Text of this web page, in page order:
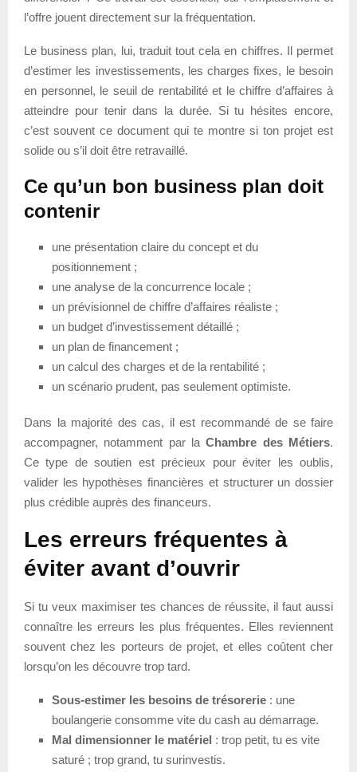
l’offre jouent directement sur la fréquentation.
Le business plan, lui, traduit tout cela en chiffres. Il permet
d’estimer les investissements, les charges fixes, le besoin
en personnel, le seuil de rentabilité et le chiffre d’affaires à
atteindre pour tenir dans la durée. Si tu hésites encore,
c’est souvent ce document qui te montre si ton projet est
solide ou s’il doit être retravaillé.
Ce qu’un bon business plan doit
contenir
une présentation claire du concept et du
positionnement ;
une analyse de la concurrence locale ;
un prévisionnel de chiffre d’affaires réaliste ;
un budget d’investissement détaillé ;
un plan de financement ;
un calcul des charges et de la rentabilité ;
un scénario prudent, pas seulement optimiste.
Dans la majorité des cas, il est recommandé de se faire
accompagner, notamment par laChambre des Métiers.
Ce type de soutien est précieux pour éviter les oublis,
valider les hypothèses financières et structurer un dossier
plus crédible auprès des financeurs.
Les erreurs fréquentes à
éviter avant d’ouvrir
Si tu veux maximiser tes chances de réussite, il faut aussi
connaître les erreurs les plus fréquentes. Elles reviennent
souvent chez les porteurs de projet, et elles coûtent cher
lorsqu’on les découvre trop tard.
Sous-estimer les besoins de trésorerie : une
boulangerie consomme vite du cash au démarrage.
Mal dimensionner le matériel : trop petit, tu es vite
saturé ; trop grand, tu surinvestis.